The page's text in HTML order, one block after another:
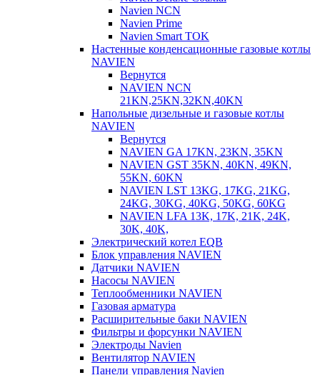
Navien NCN
Navien Prime
Navien Smart TOK
Настенные конденсационные газовые котлы
NAVIEN
Вернутся
NAVIEN NCN
21KN,25KN,32KN,40KN
Напольные дизельные и газовые котлы
NAVIEN
Вернутся
NAVIEN GA 17KN, 23KN, 35KN
NAVIEN GST 35KN, 40KN, 49KN,
55KN, 60KN
NAVIEN LST 13KG, 17KG, 21KG,
24KG, 30KG, 40KG, 50KG, 60KG
NAVIEN LFA 13K, 17K, 21K, 24K,
30K, 40K,
Электрический котел EQB
Блок управления NAVIEN
Датчики NAVIEN
Насосы NAVIEN
Теплообменники NAVIEN
Газовая арматура
Расширительные баки NAVIEN
Фильтры и форсунки NAVIEN
Электроды Navien
Вентилятор NAVIEN
Панели управления Navien